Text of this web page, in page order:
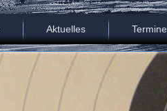
Aktuelles Termine